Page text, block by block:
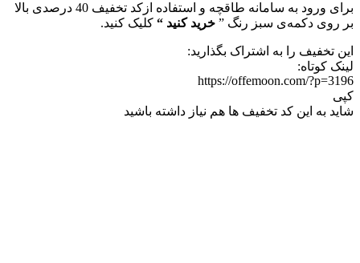
برای ورود به سامانه طاقچه و استفاده ازکد تخفیف 40 درصدی بالا
بر روی دکمه‌ی سبز رنگ ” خرید کنید “ کلیک کنید.
این تخفیف را به اشتراک بگذارید:
لینک کوتاه:
https://offemoon.com/?p=3196
کپی
شاید به این کد تخفیف ها هم نیاز داشته باشید